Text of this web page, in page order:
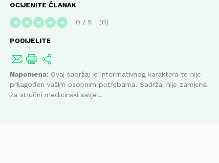
OCIJENITE ČLANAK
★ ★ ★ ★ ★ 0 / 5 0
PODIJELITE
Napomena: Ovaj sadržaj je informativnog karaktera te nije
prilagođen vašim osobnim potrebama. Sadržaj nije zamjena
za stručni medicinski savjet.